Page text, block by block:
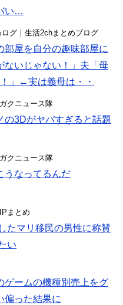
い…
グ｜生活2chまとめブログ
部屋を自分の趣味部屋に
いじゃない！」夫「母
」←実は義母は・・
クニュース隊
の3Dがヤバすぎると話題
クニュース隊
うなってるんだ
まとめ
たマリ移民の男性に称賛
い
ゲームの機種別売上をグ
った結果に